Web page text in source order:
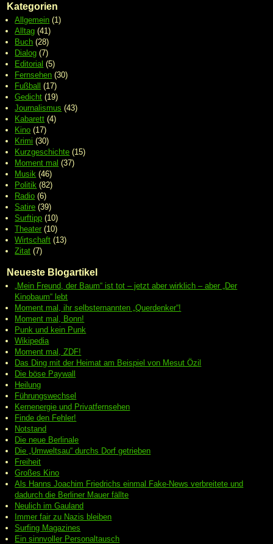
Kategorien
Allgemein (1)
Alltag (41)
Buch (28)
Dialog (7)
Editorial (5)
Fernsehen (30)
Fußball (17)
Gedicht (19)
Journalismus (43)
Kabarett (4)
Kino (17)
Krimi (30)
Kurzgeschichte (15)
Moment mal (37)
Musik (46)
Politik (82)
Radio (6)
Satire (39)
Surftipp (10)
Theater (10)
Wirtschaft (13)
Zitat (7)
Neueste Blogartikel
„Mein Freund, der Baum“ ist tot – jetzt aber wirklich – aber „Der
Kinobaum“ lebt
Moment mal, ihr selbsternannten „Querdenker“!
Moment mal, Bonn!
Punk und kein Punk
Wikipedia
Moment mal, ZDF!
Das Ding mit der Heimat am Beispiel von Mesut Özil
Die böse Paywall
Heilung
Führungswechsel
Kernenergie und Privatfernsehen
Finde den Fehler!
Notstand
Die neue Berlinale
Die „Umweltsau“ durchs Dorf getrieben
Freiheit
Großes Kino
Als Hanns Joachim Friedrichs einmal Fake-News verbreitete und
dadurch die Berliner Mauer fällte
Neulich im Gauland
Immer fair zu Nazis bleiben
Surfing Magazines
Ein sinnvoller Personaltausch